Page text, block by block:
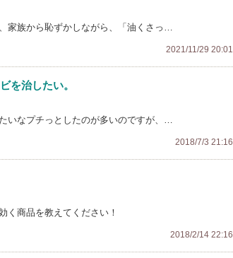
家族から恥ずかしながら、「油くさっ…
2021/11/29 20:01
を治したい。
いなプチっとしたのが多いのですが、…
2018/7/3 21:16
商品を教えてください！
2018/2/14 22:16